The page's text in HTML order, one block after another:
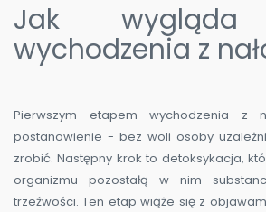
Jak wygląda
wychodzenia z
Pierwszym etapem wychodzenia z
postanowienie - bez woli osoby
zrobić. Następny krok to detoksykacja,
organizmu pozostałą w nim
trzeźwości. Ten etap wiąże się z